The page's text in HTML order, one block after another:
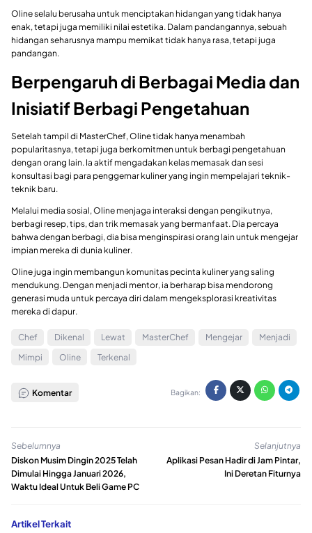
Oline selalu berusaha untuk menciptakan hidangan yang tidak hanya
enak, tetapi juga memiliki nilai estetika. Dalam pandangannya, sebuah
hidangan seharusnya mampu memikat tidak hanya rasa, tetapi juga
pandangan.
Berpengaruh di Berbagai Media dan
Inisiatif Berbagi Pengetahuan
Setelah tampil di MasterChef, Oline tidak hanya menambah
popularitasnya, tetapi juga berkomitmen untuk berbagi pengetahuan
dengan orang lain. Ia aktif mengadakan kelas memasak dan sesi
konsultasi bagi para penggemar kuliner yang ingin mempelajari teknik-
teknik baru.
Melalui media sosial, Oline menjaga interaksi dengan pengikutnya,
berbagi resep, tips, dan trik memasak yang bermanfaat. Dia percaya
bahwa dengan berbagi, dia bisa menginspirasi orang lain untuk mengejar
impian mereka di dunia kuliner.
Oline juga ingin membangun komunitas pecinta kuliner yang saling
mendukung. Dengan menjadi mentor, ia berharap bisa mendorong
generasi muda untuk percaya diri dalam mengeksplorasi kreativitas
mereka di dapur.
Chef Dikenal Lewat MasterChef Mengejar
Menjadi
Mimpi
Oline Terkenal
Komentar Bagikan:
Sebelumnya
Diskon Musim Dingin 2025 Telah
Dimulai Hingga Januari 2026,
Waktu Ideal Untuk Beli Game PC
Selanjutnya
Aplikasi Pesan Hadir di Jam Pintar,
Ini Deretan Fiturnya
Artikel Terkait